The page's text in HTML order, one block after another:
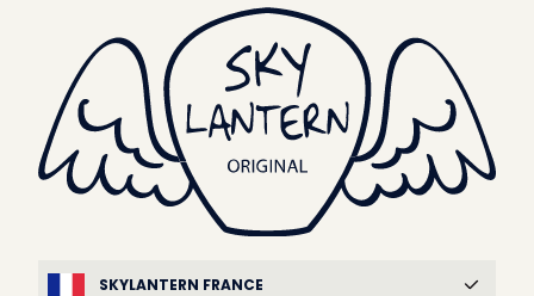
SKYLANTERN FRANCE